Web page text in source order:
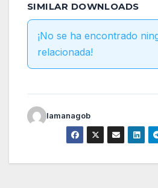
SIMILAR DOWNLOADS
¡No se ha encontrado
relacionada!
lamanagob